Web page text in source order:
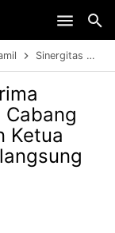
Sinergitas
Ketua